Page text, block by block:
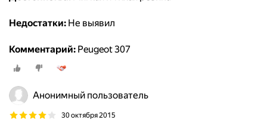
Недостатки: Не выявил
Комментарий: Peugeot 307
Анонимный пользователь
30 октября 2015